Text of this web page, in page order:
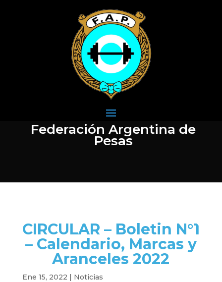
Federación Argentina de
Pesas
CIRCULAR – Boletin N°1
– Calendario, Marcas y
Aranceles 2022
Ene 15, 2022 | Noticias